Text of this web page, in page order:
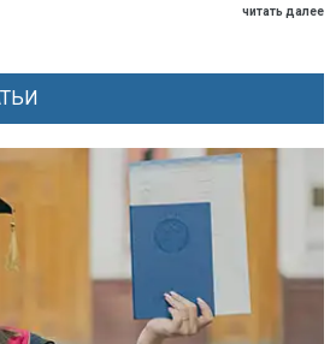
читать далее